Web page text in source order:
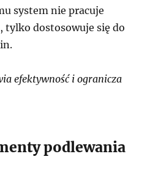
system nie pracuje
tylko dostosowuje się do
efektywność i ogranicza
podlewania